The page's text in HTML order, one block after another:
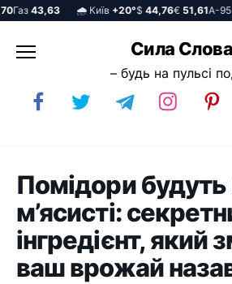
43,63 🌧️ Київ+20°$44,76€51,61А-95
до
Сила Слова
– будь на пульсі
Помідори будуть
м’ясисті:
інгредієнт, який
ваш врожай